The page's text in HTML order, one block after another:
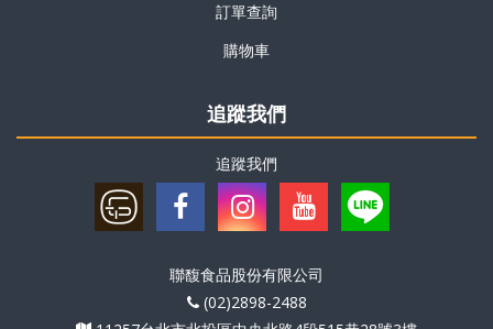
訂單查詢
購物車
追蹤我們
追蹤我們
聯馥食品股份有限公司
(02)2898-2488